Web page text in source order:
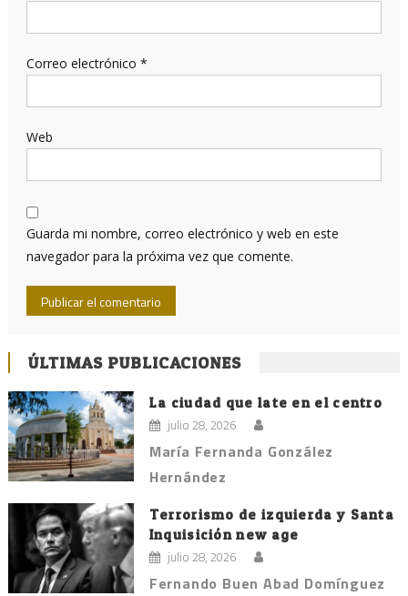
Correo electrónico *
Web
Guarda mi nombre, correo electrónico y web en este
navegador para la próxima vez que comente.
ÚLTIMAS PUBLICACIONES
La ciudad que late en el centro
julio 28, 2026
María Fernanda González
Hernández
Terrorismo de izquierda y Santa
Inquisición new age
julio 28, 2026
Fernando Buen Abad Domínguez